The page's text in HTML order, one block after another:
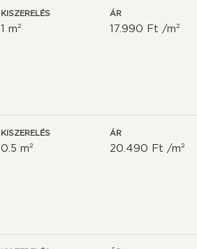
KISZERELÉS
1 m²
ÁR
17.990 Ft /m²
KISZERELÉS
0.5 m²
ÁR
20.490 Ft /m²